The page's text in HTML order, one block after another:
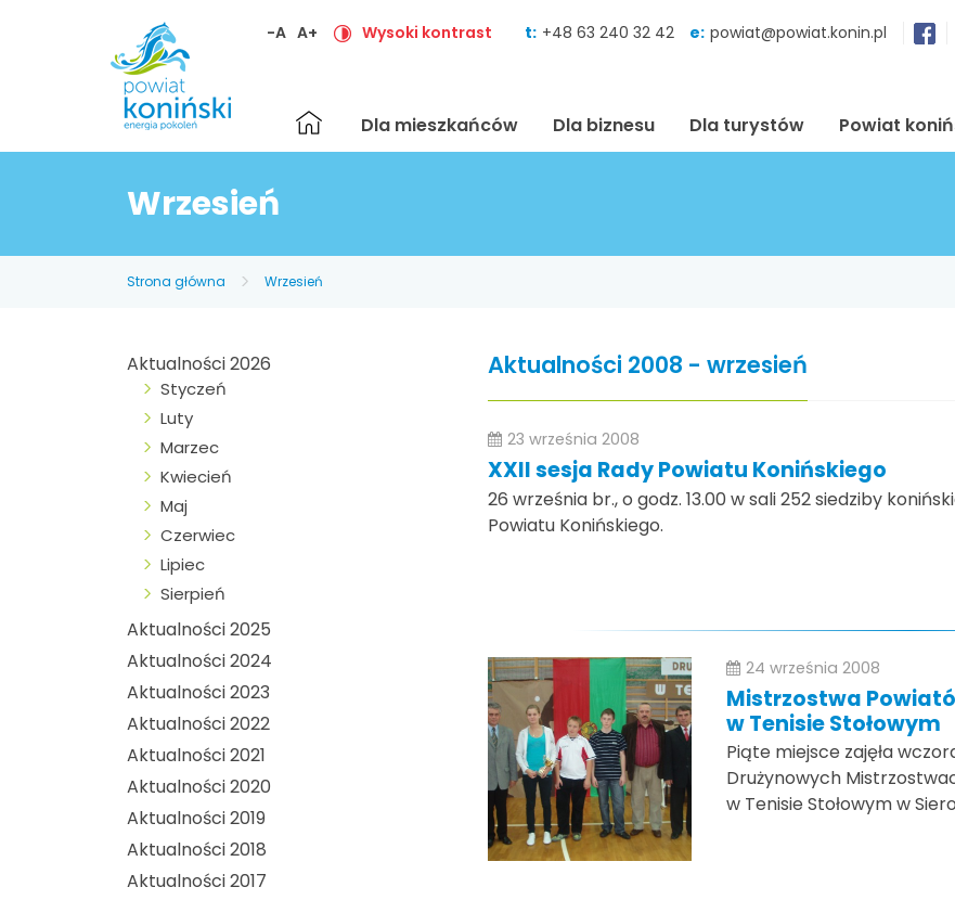
-A A+ Wysoki kontrast t: +48 63 240 32 42 e: powiat@powiat.konin.pl
Strona
główna
Dla mieszkańców Dla biznesu Dla turystów Powiat
Wrzesień
Strona główna Wrzesień
Aktualności 2026
Styczeń
Luty
Marzec
Kwiecień
Maj
Czerwiec
Lipiec
Sierpień
Aktualności 2025
Aktualności 2024
Aktualności 2023
Aktualności 2022
Aktualności 2021
Aktualności 2020
Aktualności 2019
Aktualności 2018
Aktualności 2017
Aktualności 2008 - wrzesień
23 września 2008
XXII sesja Rady Powiatu Konińskiego
26 września br., o godz. 13.00 w sali 252 siedziby
Powiatu Konińskiego.
24 września 2008
Mistrzostwa
w Tenisie Stołowym
Piąte miejsce zajęła
Drużynowych
w Tenisie Stołowym w